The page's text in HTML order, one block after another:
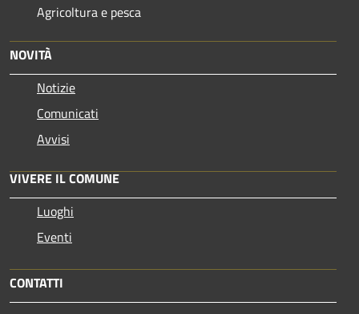
Agricoltura e pesca
NOVITÀ
Notizie
Comunicati
Avvisi
VIVERE IL COMUNE
Luoghi
Eventi
CONTATTI